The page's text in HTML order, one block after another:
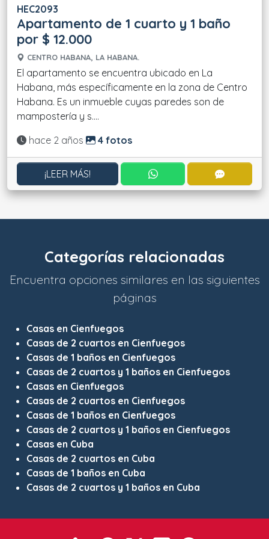
HEC2093
Apartamento de 1 cuarto y 1 baño
por $ 12.000
CENTRO HABANA, LA HABANA.
El apartamento se encuentra ubicado en La
Habana, más específicamente en la zona de Centro
Habana. Es un inmueble cuyas paredes son de
mampostería y s....
Actualizado:
hace 2 años 4 fotos
¡LEER MÁS! CONTACTAR POR
Categorías relacionadas
Encuentra opciones similares en las siguientes
páginas
Casas en Cienfuegos
Casas de 2 cuartos en Cienfuegos
Casas de 1 baños en Cienfuegos
Casas de 2 cuartos y 1 baños en Cienfuegos
Casas en Cienfuegos
Casas de 2 cuartos en Cienfuegos
Casas de 1 baños en Cienfuegos
Casas de 2 cuartos y 1 baños en Cienfuegos
Casas en Cuba
Casas de 2 cuartos en Cuba
Casas de 1 baños en Cuba
Casas de 2 cuartos y 1 baños en Cuba